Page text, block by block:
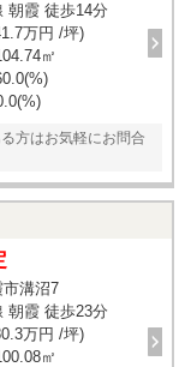
朝霞 徒歩14分
万円 /坪)
㎡
方はお気軽にお問合
溝沼7
朝霞 徒歩23分
万円 /坪)
㎡